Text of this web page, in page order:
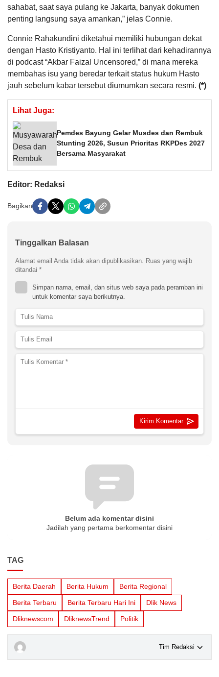
sahabat, saat saya pulang ke Jakarta, banyak dokumen
penting langsung saya amankan,” jelas Connie.
Connie Rahakundini diketahui memiliki hubungan dekat
dengan Hasto Kristiyanto. Hal ini terlihat dari kehadirannya
di podcast “Akbar Faizal Uncensored,” di mana mereka
membahas isu yang beredar terkait status hukum Hasto
jauh sebelum kabar tersebut diumumkan secara resmi. (*)
Lihat Juga:
Pemdes Bayung Gelar Musdes dan Rembuk
Stunting 2026, Susun Prioritas RKPDes 2027
Bersama Masyarakat
Editor: Redaksi
Bagikan
Tinggalkan Balasan
Alamat email Anda tidak akan dipublikasikan. Ruas yang wajib
ditandai *
Simpan nama, email, dan situs web saya pada peramban ini
untuk komentar saya berikutnya.
Belum ada komentar disini
Jadilah yang pertama berkomentar disini
TAG
Berita Daerah Berita Hukum Berita Regional
Berita Terbaru Berita Terbaru Hari Ini Dlik News
Dliknewscom DliknewsTrend Politik
Tim Redaksi